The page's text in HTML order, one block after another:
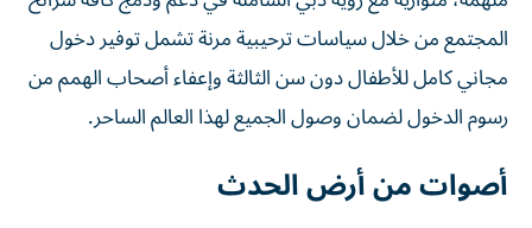
المجتمع من خلال سياسات ترحيبية مرنة تشمل توفير دخول
مجاني كامل للأطفال دون سن الثالثة وإعفاء أصحاب الهمم من
رسوم الدخول لضمان وصول الجميع لهذا العالم الساحر.
أصوات من أرض الحدث